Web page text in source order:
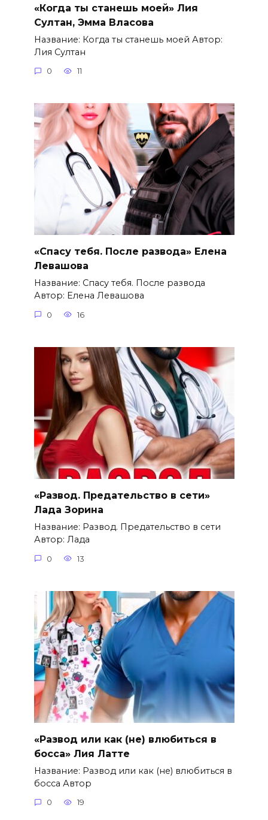
«Когда ты станешь моей» Лия
Султан, Эмма Власова
Название: Когда ты станешь моей Автор:
Лия Султан
0 11
«Спасу тебя. После развода» Елена
Левашова
Название: Спасу тебя. После развода
Автор: Елена Левашова
0 16
«Развод. Предательство в сети»
Лада Зорина
Название: Развод. Предательство в сети
Автор: Лада
0 13
«Развод или как (не) влюбиться в
босса» Лия Латте
Название: Развод или как (не) влюбиться в
босса Автор
0 19